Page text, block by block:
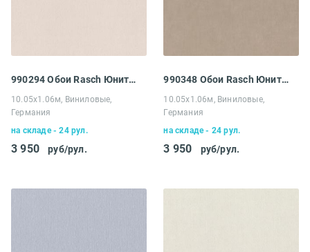
990294 Обои Rasch Юнитекс
10.05х1.06м, Виниловые,
Германия
на складе - 24 рул.
3 950 руб/рул.
990348 Обои Rasch Юнитекс
10.05х1.06м, Виниловые,
Германия
на складе - 24 рул.
3 950 руб/рул.